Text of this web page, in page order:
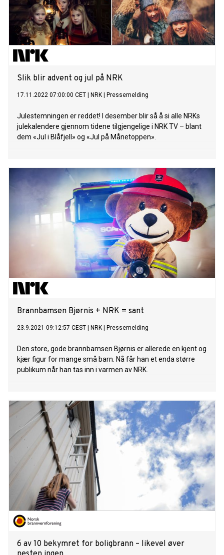
Slik blir advent og jul på NRK
17.11.2022 07:00:00 CET NRK Pressemelding
Julestemningen er reddet! I desember blir så å si alle NRKs
julekalendere gjennom tidene tilgjengelige i NRK TV – blant
dem «Jul i Blåfjell» og «Jul på Månetoppen».
Brannbamsen Bjørnis + NRK = sant
23.9.2021 09:12:57 CEST NRK Pressemelding
Den store, gode brannbamsen Bjørnis er allerede en kjent og
kjær figur for mange små barn. Nå får han et enda større
publikum når han tas inn i varmen av NRK.
6 av 10 bekymret for boligbrann – likevel øver